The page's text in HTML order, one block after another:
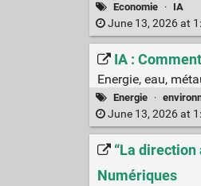
Economie · IA
June 13, 2026 at
IA :
Energie, eau,
Energie ·
June 13, 2026 at
“La
Numériques